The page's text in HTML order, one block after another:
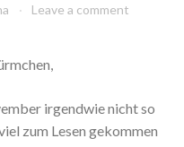
Leave a comment
irgendwie nicht so
zum Lesen gekommen